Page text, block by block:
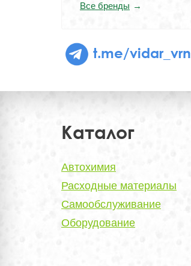
Все бренды
t.me/vidar_vrn
Каталог
Автохимия
Расходные материалы
Самообслуживание
Оборудование